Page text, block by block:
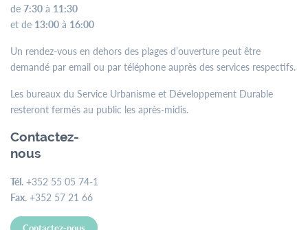
de 7:30 à 11:30
et de 13:00 à 16:00
Un rendez-vous en dehors des plages d’ouverture peut être
demandé par email ou par téléphone auprès des services respectifs.
Les bureaux du Service Urbanisme et Développement Durable
resteront fermés au public les après-midis.
Contactez-
nous
Tél. +352 55 05 74-1
Fax. +352 57 21 66
Contactez-nous